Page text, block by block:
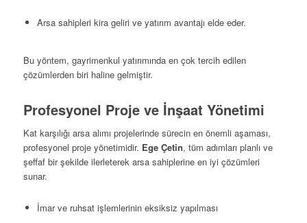
Arsa sahipleri kira geliri ve yatırım avantajı elde eder.
Bu yöntem, gayrimenkul yatırımında en çok tercih edilen
çözümlerden biri haline gelmiştir.
Profesyonel Proje ve İnşaat Yönetimi
Kat karşılığı arsa alımı projelerinde sürecin en önemli aşaması,
profesyonel proje yönetimidir. Ege Çetin, tüm adımları planlı ve
şeffaf bir şekilde ilerleterek arsa sahiplerine en iyi çözümleri
sunar.
İmar ve ruhsat işlemlerinin eksiksiz yapılması